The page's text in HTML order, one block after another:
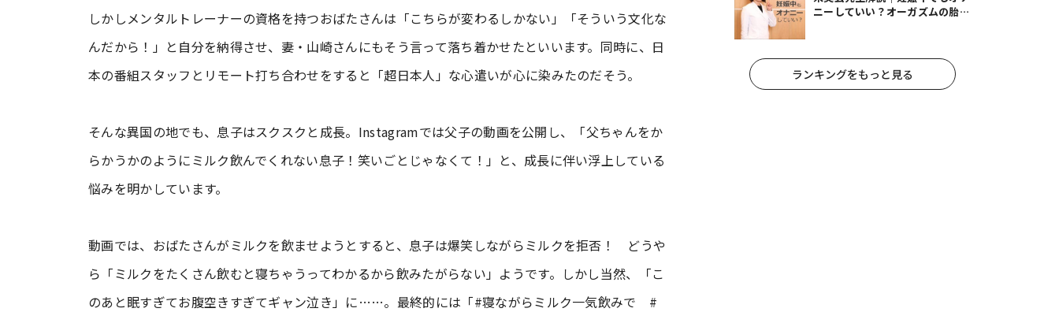
しかしメンタルトレーナーの資格を持つおばたさんは「こちらが変わるしかない」「そういう文化な
んだから！」と自分を納得させ、妻・山崎さんにもそう言って落ち着かせたといいます。同時に、日
本の番組スタッフとリモート打ち合わせをすると「超日本人」な心遣いが心に染みたのだそう。
そんな異国の地でも、息子はスクスクと成長。Instagramでは父子の動画を公開し、「父ちゃんをか
らかうかのようにミルク飲んでくれない息子！笑いごとじゃなくて！」と、成長に伴い浮上している
悩みを明かしています。
動画では、おばたさんがミルクを飲ませようとすると、息子は爆笑しながらミルクを拒否！ どうや
ら「ミルクをたくさん飲むと寝ちゃうってわかるから飲みたがらない」ようです。しかし当然、「こ
のあと眠すぎてお腹空きすぎてギャン泣き」に……。最終的には「#寝ながらミルク一気飲みで #
ニーしていい？オーガズムの胎児
ランキングをもっと見る